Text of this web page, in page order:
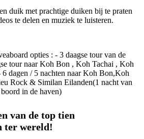
duik met prachtige duiken bij te praten
te delen en muziek te luisteren.
opties : - 3 daagse tour van de
tour naar Koh Bon , Koh Tachai , Koh
dagen / 5 nachten naar Koh Bon,Koh
Rock & Similan Eilanden(1 nacht van
in de haven)
van de top tien
ter wereld!